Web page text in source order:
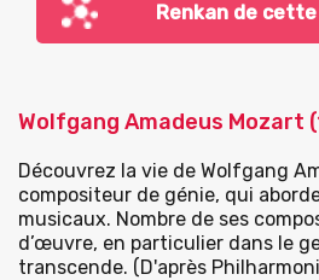
Renkan de
Wolfgang Amadeus Mozart
Découvrez la vie de Wolfgang
compositeur de génie, qui
musicaux. Nombre de ses
d’œuvre, en particulier dans le
transcende. (D'après